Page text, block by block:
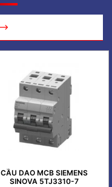
CẦU DAO MCB SIEMENS
SINOVA 5TJ3310-7